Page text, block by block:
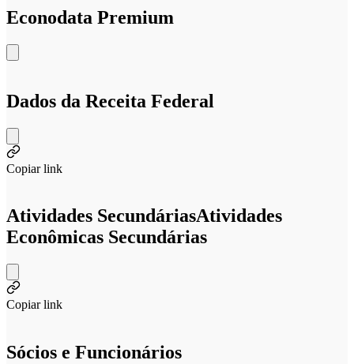
Econodata Premium
Dados da Receita Federal
Copiar link
Atividades SecundáriasAtividades
Econômicas Secundárias
Copiar link
Sócios e Funcionários